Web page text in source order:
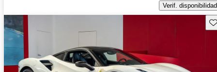
Verif. disponibilidad